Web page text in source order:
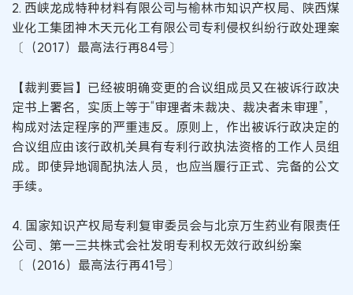
2. 西峡龙成特种材料有限公司与榆林市知识产权局、陕西煤
业化工集团神木天元化工有限公司专利侵权纠纷行政处理案
〔（2017）最高法行再84号〕
【裁判要旨】已经被明确变更的合议组成员又在被诉行政决
定书上署名，实质上等于“审理者未裁决、裁决者未审理”，
构成对法定程序的严重违反。原则上，作出被诉行政决定的
合议组应由该行政机关具有专利行政执法资格的工作人员组
成。即使异地调配执法人员，也应当履行正式、完备的公文
手续。
4. 国家知识产权局专利复审委员会与北京万生药业有限责任
公司、第一三共株式会社发明专利权无效行政纠纷案
〔（2016）最高法行再41号〕